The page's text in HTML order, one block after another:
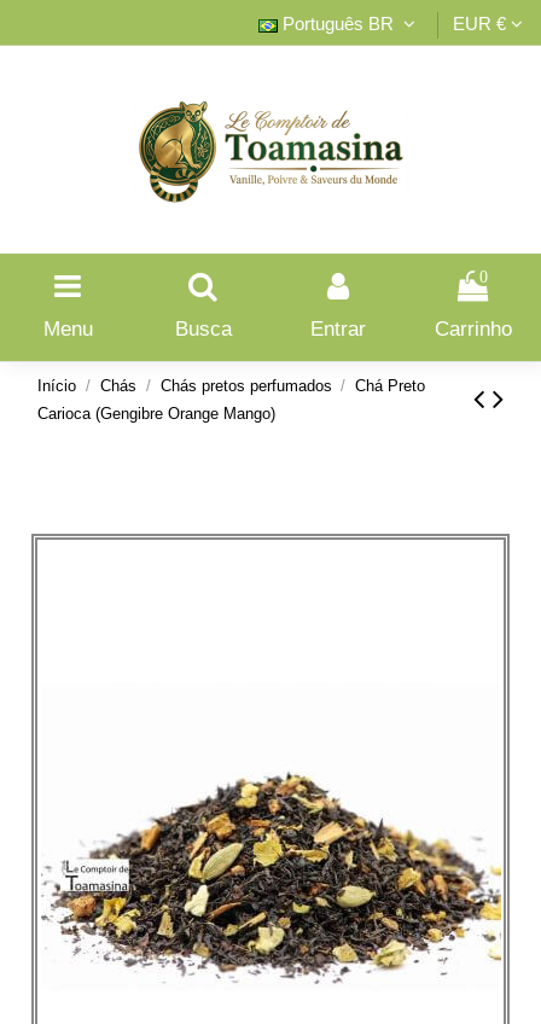
Português BR EUR €
Menu Busca Entrar
0
Carrinho
Início Chás Chás pretos perfumados
Chá Preto
Carioca (Gengibre Orange Mango)